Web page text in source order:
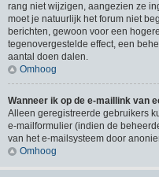
rang niet wijzigen, aangezien ze
moet je natuurlijk het forum niet
berichten, gewoon voor een
tegenovergestelde effect, een
aantal doen dalen.
Omhoog
Wanneer ik op de e-maillink van
Alleen geregistreerde gebruikers
e-mailformulier (indien de
van het e-mailsysteem door
Omhoog